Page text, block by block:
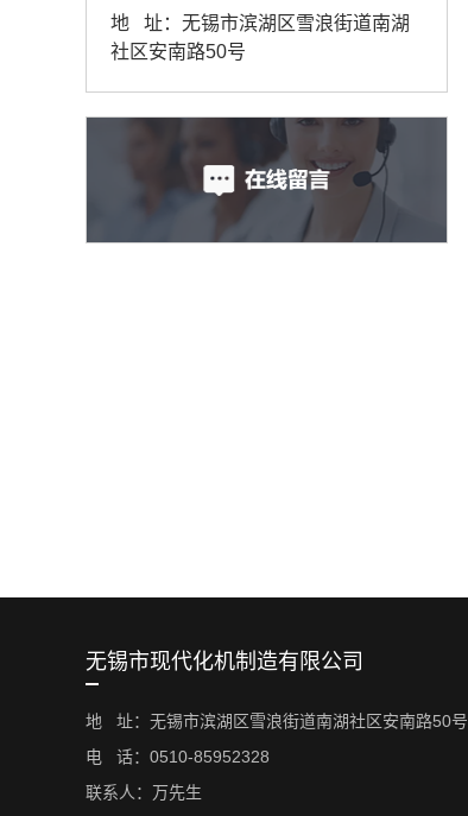
地 址：无锡市滨湖区雪浪街道南湖
社区安南路50号
无锡市现代化机制造有限公司
地 址：无锡市滨湖区雪浪街道南湖社区安南路50号
电 话：0510-85952328
联系人：万先生